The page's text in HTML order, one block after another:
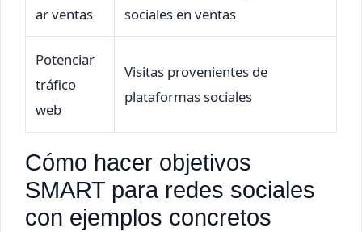
ar ventas
sociales en ventas
Potenciar
tráfico
web
Visitas provenientes de
plataformas sociales
Cómo hacer objetivos
SMART para redes sociales
con ejemplos concretos